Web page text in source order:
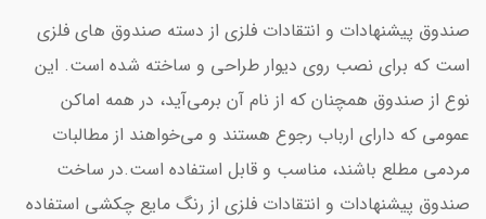
صندوق پیشنهادات و انتقادات فلزی از دسته صندوق های فلزی
است که برای نصب روی دیوار طراحی و ساخته شده است. این
نوع از صندوق همچنان که از نام آن برمی‌آید، در همه اماکن
عمومی که دارای ارباب رجوع هستند و می‌خواهند از مطالبات
مردمی مطلع باشند، مناسب و قابل استفاده است.در ساخت
صندوق پیشنهادات و انتقادات فلزی از رنگ مایع چکشی استفاده